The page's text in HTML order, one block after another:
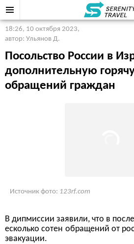
18:26, 10 октября 2023,
автор: Ульянов Д.
Посольство России в
дополнительную
обращений граждан
Источник фото: 123rf.com
В дипмиссии заявили, что в
есколько сотен обращений от
эвакуации.